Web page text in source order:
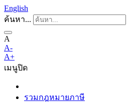
English
ค้นหา...
A
A-
A+
เมนูปิด
รวมกฎหมายภาษี